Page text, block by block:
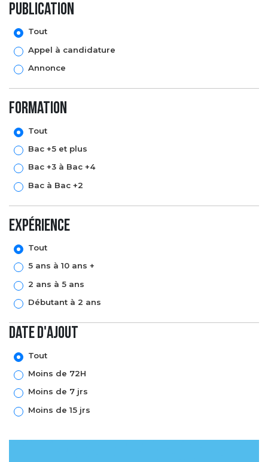
Publication
Tout
Appel à candidature
Annonce
formation
Tout
Bac +5 et plus
Bac +3 à Bac +4
Bac à Bac +2
expérience
Tout
5 ans à 10 ans +
2 ans à 5 ans
Débutant à 2 ans
Date d'ajout
Tout
Moins de 72H
Moins de 7 jrs
Moins de 15 jrs